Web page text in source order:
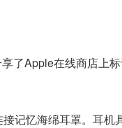
了Apple在线商店上
记忆海绵耳罩。耳机